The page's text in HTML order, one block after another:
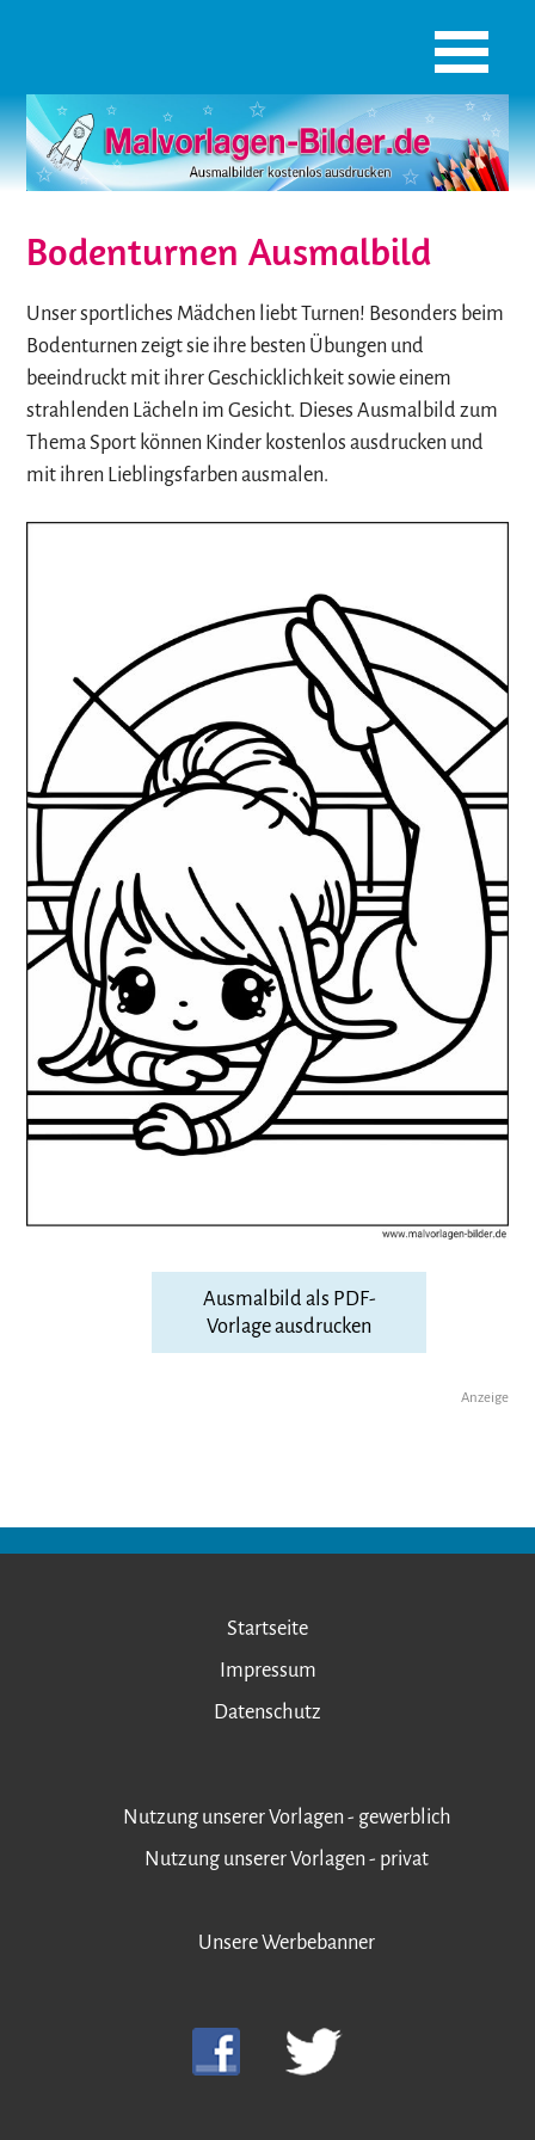
Bodenturnen Ausmalbild
Unser sportliches Mädchen liebt Turnen! Besonders beim
Bodenturnen zeigt sie ihre besten Übungen und
beeindruckt mit ihrer Geschicklichkeit sowie einem
strahlenden Lächeln im Gesicht. Dieses Ausmalbild zum
Thema Sport können Kinder kostenlos ausdrucken und
mit ihren Lieblingsfarben ausmalen.
Ausmalbild als PDF-
Vorlage ausdrucken
Anzeige
Startseite
Impressum
Datenschutz
Nutzung unserer Vorlagen - gewerblich
Nutzung unserer Vorlagen - privat
Unsere Werbebanner